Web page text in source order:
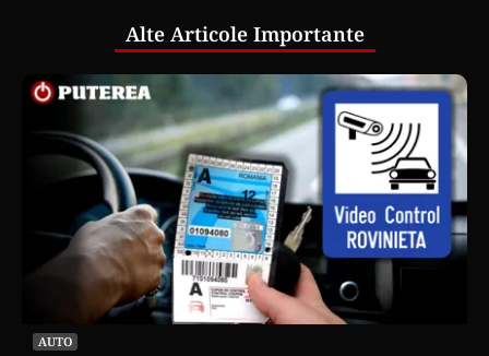
Alte Articole Importante
AUTO